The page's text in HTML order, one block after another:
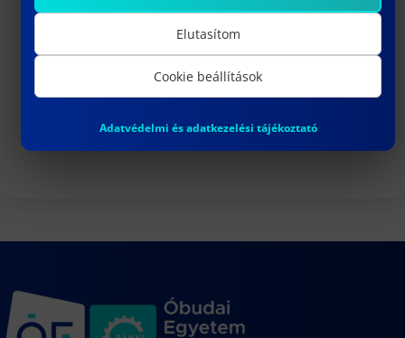
Bánki Gólyatábor – 2026
SZEPT 10:15-13:00
DR. VARGA PÉTER JÁNOS egyetemi
docens habilitációs eljárása
Naptár megtekintése
Elutasítom
Cookie beállítások
Adatvédelmi és adatkezelési tájékoztató